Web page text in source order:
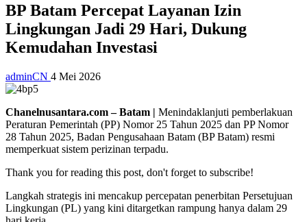
BP Batam Percepat Layanan Izin
Lingkungan Jadi 29 Hari, Dukung
Kemudahan Investasi
adminCN 4 Mei 2026
Chanelnusantara.com – Batam | Menindaklanjuti pemberlakuan
Peraturan Pemerintah (PP) Nomor 25 Tahun 2025 dan PP Nomor
28 Tahun 2025, Badan Pengusahaan Batam (BP Batam) resmi
memperkuat sistem perizinan terpadu.
Thank you for reading this post, don't forget to subscribe!
Langkah strategis ini mencakup percepatan penerbitan Persetujuan
Lingkungan (PL) yang kini ditargetkan rampung hanya dalam 29